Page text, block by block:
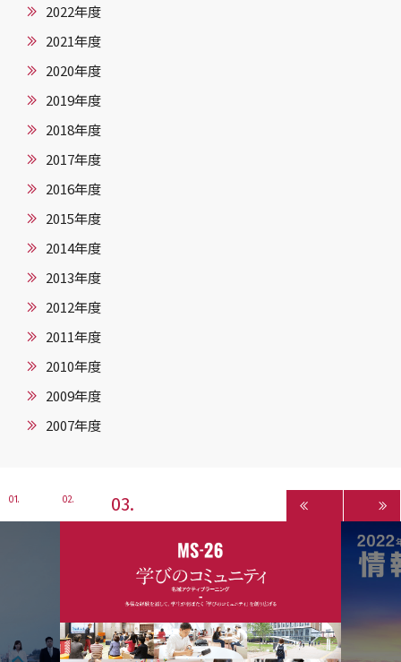
2022年度
2021年度
2020年度
2019年度
2018年度
2017年度
2016年度
2015年度
2014年度
2013年度
2012年度
2011年度
2010年度
2009年度
2007年度
1 2 3